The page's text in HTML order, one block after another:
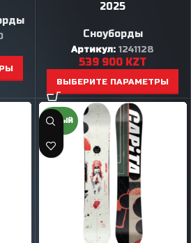
2025
Сноуборды
Артикул:1241128
539 900 KZT
ВЫБЕРИТЕ ПАРАМЕТРЫ
НОВЫЙ